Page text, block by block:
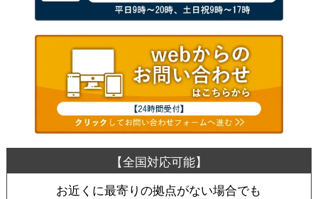
お近くに最寄りの拠点がない場合でも